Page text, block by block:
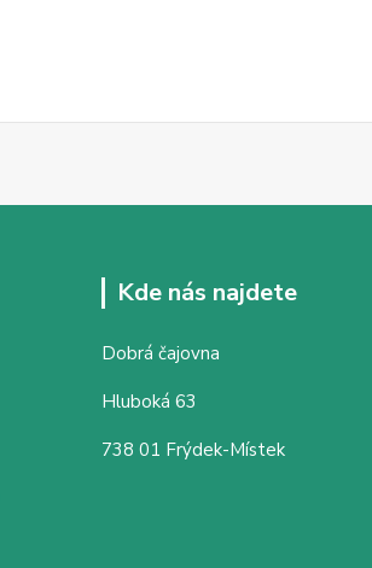
Kde nás najdete
Dobrá čajovna
Hluboká 63
738 01 Frýdek-Místek